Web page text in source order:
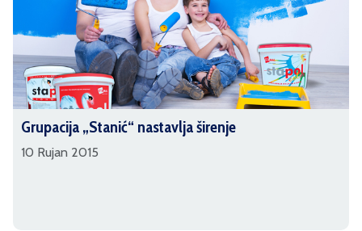
Grupacija „Stanić“ nastavlja širenje
10 Rujan 2015